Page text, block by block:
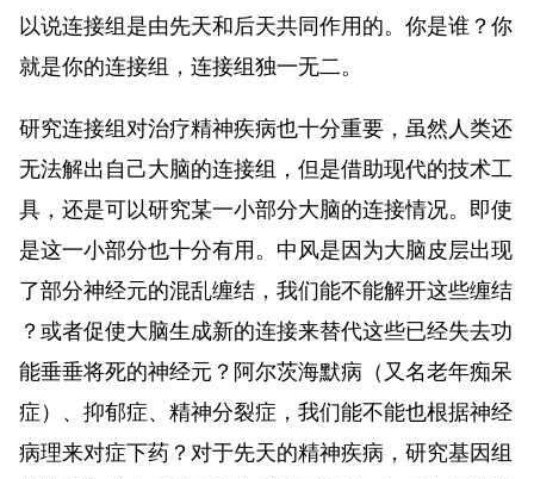
以说连接组是由先天和后天共同作用的。你是谁？你
就是你的连接组，连接组独一无二。
研究连接组对治疗精神疾病也十分重要，虽然人类还
无法解出自己大脑的连接组，但是借助现代的技术工
具，还是可以研究某一小部分大脑的连接情况。即使
是这一小部分也十分有用。中风是因为大脑皮层出现
了部分神经元的混乱缠结，我们能不能解开这些缠结
？或者促使大脑生成新的连接来替代这些已经失去功
能垂垂将死的神经元？阿尔茨海默病（又名老年痴呆
症）、抑郁症、精神分裂症，我们能不能也根据神经
病理来对症下药？对于先天的精神疾病，研究基因组